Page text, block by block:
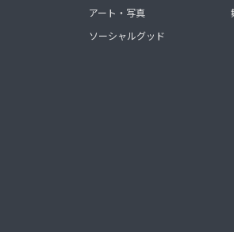
アート・写真
ソーシャルグッド